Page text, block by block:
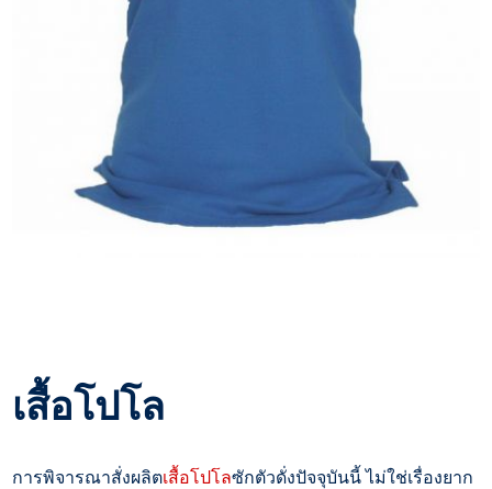
เสื้อโปโล
การพิจารณาสั่งผลิตเสื้อโปโลซักตัวดั่งปัจจุบันนี้ ไม่ใช่เรื่องยาก